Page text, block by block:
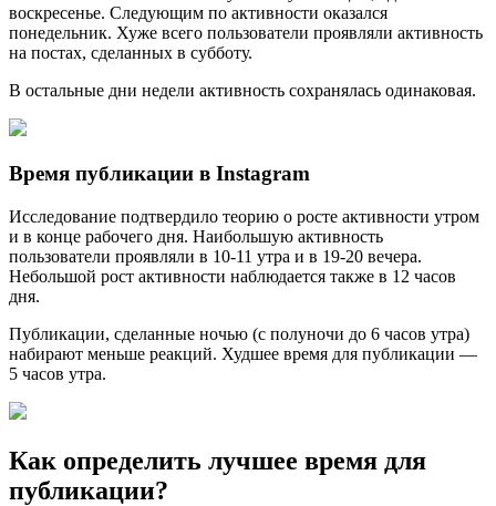
воскресенье. Следующим по активности оказался
понедельник. Хуже всего пользователи проявляли активность
на постах, сделанных в субботу.
В остальные дни недели активность сохранялась одинаковая.
Время публикации в Instagram
Исследование подтвердило теорию о росте активности утром
и в конце рабочего дня. Наибольшую активность
пользователи проявляли в 10-11 утра и в 19-20 вечера.
Небольшой рост активности наблюдается также в 12 часов
дня.
Публикации, сделанные ночью (с полуночи до 6 часов утра)
набирают меньше реакций. Худшее время для публикации —
5 часов утра.
Как определить лучшее время для
публикации?